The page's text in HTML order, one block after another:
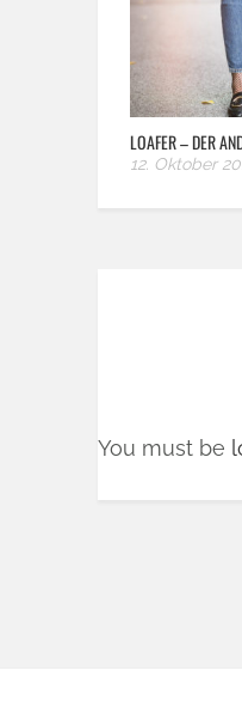
LOAFER – DER
12. Oktober
You must be